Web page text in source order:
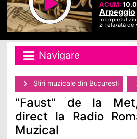
ACUM:
Arpeggio
Interpretul
zi relaxată de
Navigare
Ştiri muzicale din Bucuresti
"Faust" de la
direct la Radio
Muzical